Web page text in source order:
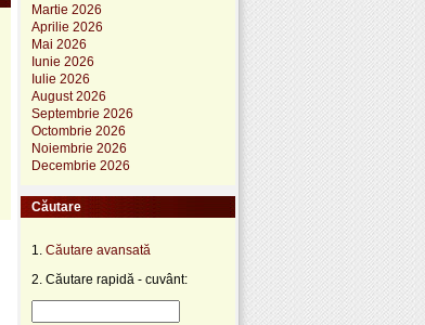
Martie 2026
Aprilie 2026
Mai 2026
Iunie 2026
Iulie 2026
August 2026
Septembrie 2026
Octombrie 2026
Noiembrie 2026
Decembrie 2026
Căutare
1. Căutare avansată
2. Căutare rapidă - cuvânt: